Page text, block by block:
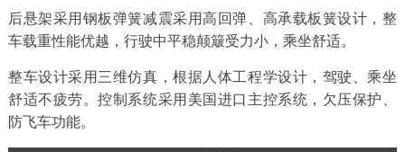
后悬架采用钢板弹簧减震采用高回弹、高承载板簧设计，整
车载重性能优越，行驶中平稳颠簸受力小，乘坐舒适。
整车设计采用三维仿真，根据人体工程学设计，驾驶、乘坐
舒适不疲劳。控制系统采用美国进口主控系统，欠压保护、
防飞车功能。